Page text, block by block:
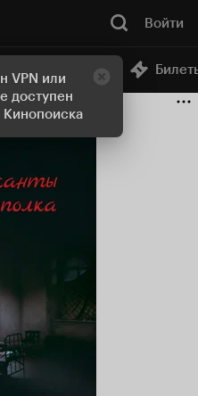
VPN или
доступен
Кинопоиска
Войти
Онлайн-кинотеатр